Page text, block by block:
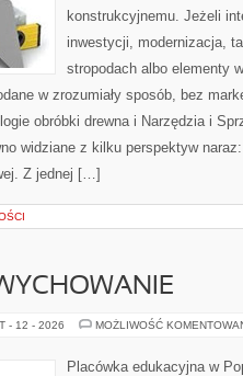
konstrukcyjnemu. Jeżeli
inwestycji, modernizacja,
stropodach albo elementy
w zrozumiały sposób, bez
obróbki drewna i Narzędzia i
widziane z kilku perspektyw
Z jednej […]
- 12 - 2026 MOŻLIWOŚĆ
Placówka edukacyjna w